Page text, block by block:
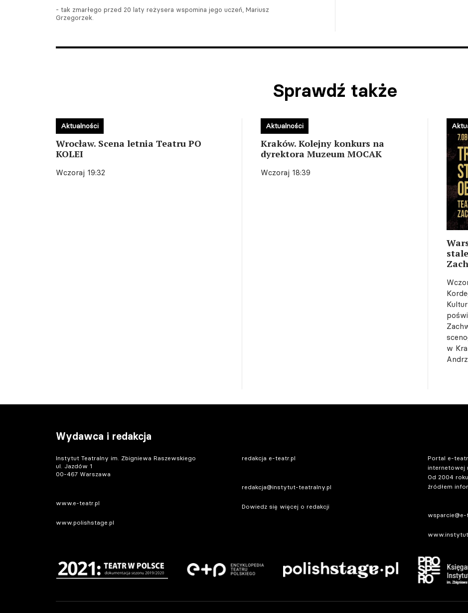
- tak zmarłego przed 20 laty reżysera wspomina jego uczeń, Mariusz
Grzegorzek.
Sprawdź także
Wrocław. Scena letnia Teatru PO
KOLEI
Wczoraj 19:32
Aktualności
Kraków. Kolejny konkurs na
dyrektora Muzeum MOCAK
Wczoraj 18:39
Aktualności
w
Wydawca i redakcja
Instytut Teatralny im. Zbigniewa Raszewskiego
ul. Jazdów 1
00-467 Warszawa
www.e-teatr.pl
www.polishstage.pl
redakcja e-teatr.pl
redakcja@instytut-teatralny.pl
Dowiedz się więcej o redakcji
Portal e-
internetowej
Od 2004
źródłem
wsparcie@e-